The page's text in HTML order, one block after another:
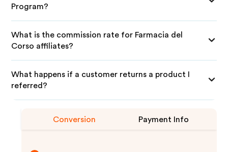
Program?
What is the commission rate for Farmacia del
Corso affiliates?
What happens if a customer returns a product I
referred?
Conversion Payment Info